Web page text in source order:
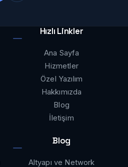
Hızlı Linkler
Ana Sayfa
Hizmetler
Özel Yazılım
Hakkımızda
Blog
İletişim
Blog
Altyapı ve Network